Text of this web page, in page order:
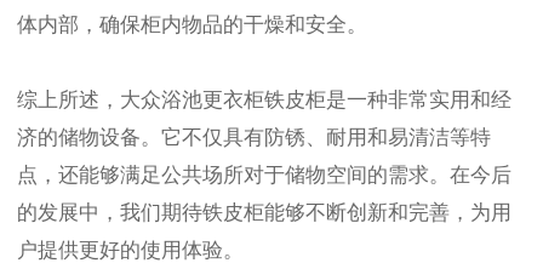
体内部，确保柜内物品的干燥和安全。
综上所述，大众浴池更衣柜铁皮柜是一种非常实用和经
济的储物设备。它不仅具有防锈、耐用和易清洁等特
点，还能够满足公共场所对于储物空间的需求。在今后
的发展中，我们期待铁皮柜能够不断创新和完善，为用
户提供更好的使用体验。